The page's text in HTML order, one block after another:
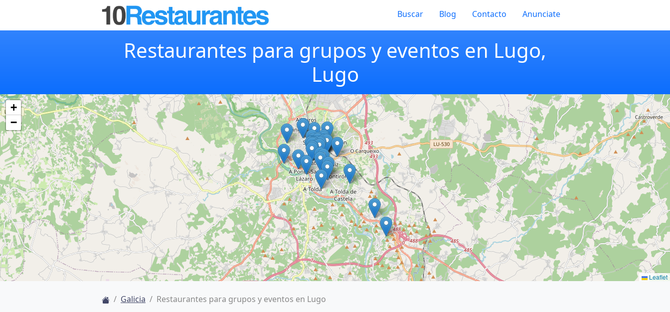
Buscar Blog Contacto Anunciate
Restaurantes para grupos y eventos en Lugo,
Lugo
+
−
Leaflet
Galicia Restaurantes para grupos y eventos en Lugo